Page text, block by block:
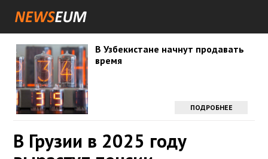
В Узбекистане начнут продавать
время
ПОДРОБНЕЕ
В Грузии в 2025 году